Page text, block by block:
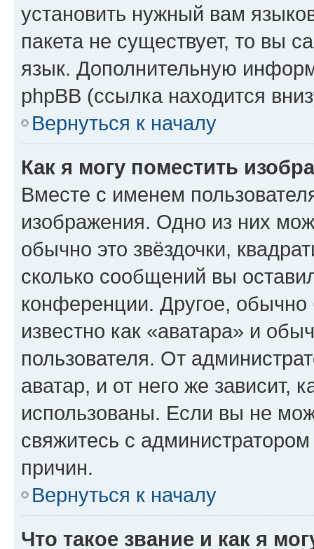
установить нужный вам
пакета не существует, то вы
язык. Дополнительную
phpBB (ссылка находится
Вернуться к началу
Как я могу поместить
Вместе с именем
изображения. Одно из них
обычно это звёздочки,
сколько сообщений вы
конференции. Другое,
известно как «аватара» и
пользователя. От
аватар, и от него же зависит,
использованы. Если вы не
свяжитесь с
причин.
Вернуться к началу
Что такое звание и как я